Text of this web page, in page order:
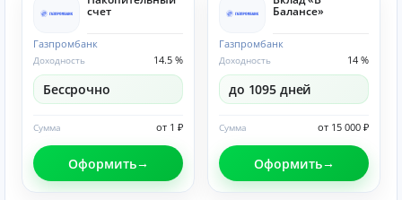
счет
Газпромбанк
14.5 %
Доходность
Бессрочно
от 1 ₽
Сумма
Оформить
Балансе»
Газпромбанк
14 %
Доходность
до 1095 дней
от 15 000 ₽
Сумма
Оформить